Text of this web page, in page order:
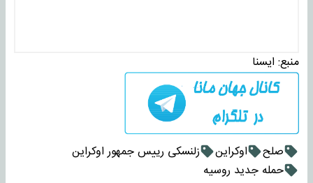
منبع: ايسنا
صلح اوکراین
زلنسکی رییس جمهور اوکراین
حمله جدید روسیه